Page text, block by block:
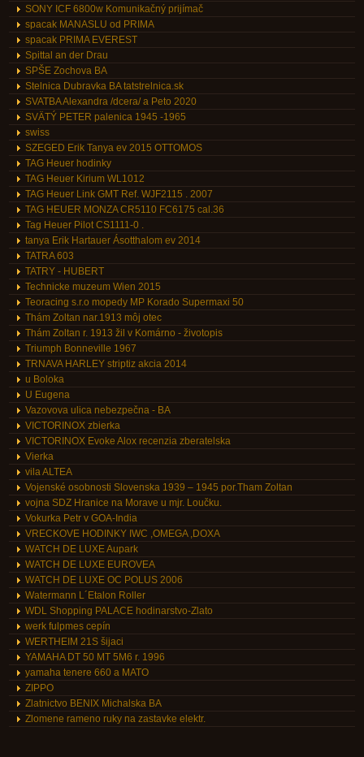
SONY ICF 6800w Komunikačný prijímač
spacak MANASLU od PRIMA
spacak PRIMA EVEREST
Spittal an der Drau
SPŠE Zochova BA
Stelnica Dubravka BA tatstrelnica.sk
SVATBA Alexandra /dcera/ a Peto 2020
SVÄTÝ PETER palenica 1945 -1965
swiss
SZEGED Erik Tanya ev 2015 OTTOMOS
TAG Heuer hodinky
TAG Heuer Kirium WL1012
TAG Heuer Link GMT Ref. WJF2115 . 2007
TAG HEUER MONZA CR5110 FC6175 cal.36
Tag Heuer Pilot CS1111-0 .
tanya Erik Hartauer Ásotthalom ev 2014
TATRA 603
TATRY - HUBERT
Technicke muzeum Wien 2015
Teoracing s.r.o mopedy MP Korado Supermaxi 50
Thám Zoltan nar.1913 môj otec
Thám Zoltan r. 1913 žil v Komárno - životopis
Triumph Bonneville 1967
TRNAVA HARLEY striptiz akcia 2014
u Boloka
U Eugena
Vazovova ulica nebezpečna - BA
VICTORINOX zbierka
VICTORINOX Evoke Alox recenzia zberatelska
Vierka
vila ALTEA
Vojenské osobnosti Slovenska 1939 – 1945 por.Tham Zoltan
vojna SDZ Hranice na Morave u mjr. Loučku.
Vokurka Petr v GOA-India
VRECKOVE HODINKY IWC ,OMEGA ,DOXA
WATCH DE LUXE Aupark
WATCH DE LUXE EUROVEA
WATCH DE LUXE OC POLUS 2006
Watermann L´Etalon Roller
WDL Shopping PALACE hodinarstvo-Zlato
werk fulpmes cepín
WERTHEIM 21S šijaci
YAMAHA DT 50 MT 5M6 r. 1996
yamaha tenere 660 a MATO
ZIPPO
Zlatnictvo BENIX Michalska BA
Zlomene rameno ruky na zastavke elektr.